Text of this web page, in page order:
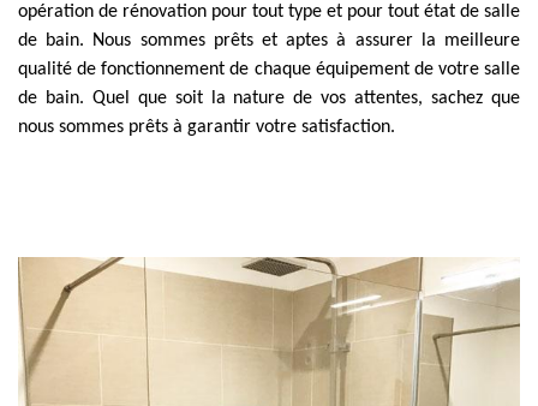
opération de rénovation pour tout type et pour tout état de salle
de bain. Nous sommes prêts et aptes à assurer la meilleure
qualité de fonctionnement de chaque équipement de votre salle
de bain. Quel que soit la nature de vos attentes, sachez que
nous sommes prêts à garantir votre satisfaction.